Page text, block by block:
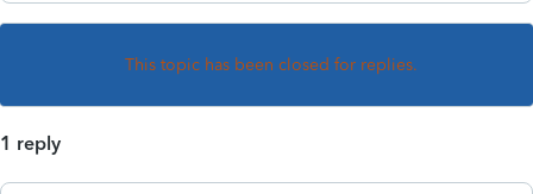
This topic has been closed for replies.
1 reply